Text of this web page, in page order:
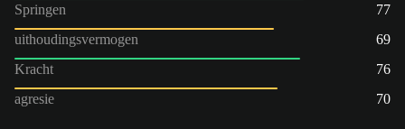
Springen
77
uithoudingsvermogen
69
Kracht
76
agresie
70